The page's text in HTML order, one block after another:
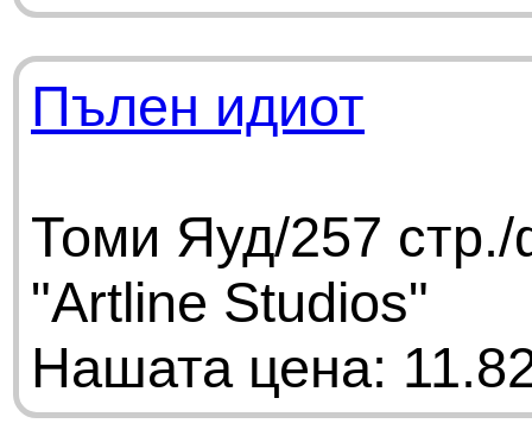
Пълен идиот
Томи Яуд/257
"Artline Studios"
Нашата цена: